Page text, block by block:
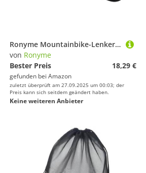
Ronyme Mountainbike-Lenker, Gebogene Stangenkomponente, bequem, leicht, Downhill-Lenker, Mattschwarz
von Ronyme
Bester Preis
18,29 €
gefunden bei Amazon
zuletzt überprüft am 27.09.2025 um 00:03; der
Preis kann sich seitdem geändert haben.
Keine weiteren Anbieter